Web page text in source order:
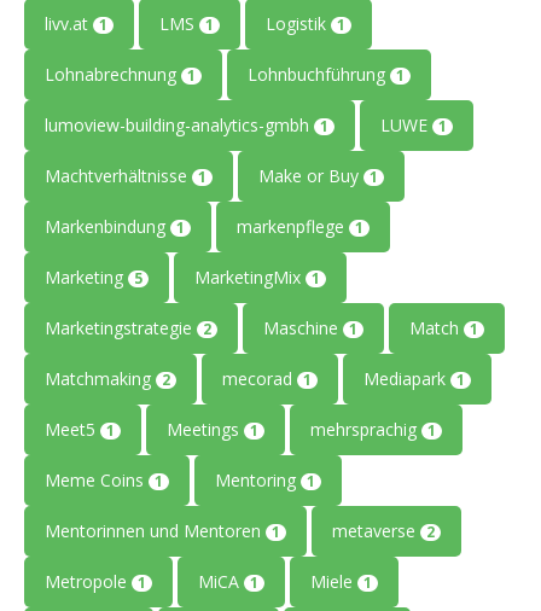
livv.at 1 LMS 1 Logistik 1
Lohnabrechnung 1 Lohnbuchführung 1
lumoview-building-analytics-gmbh 1 LUWE 1
Machtverhältnisse 1 Make or Buy 1
Markenbindung 1 markenpflege 1
Marketing 5 MarketingMix 1
Marketingstrategie 2 Maschine 1 Match 1
Matchmaking 2 mecorad 1 Mediapark 1
Meet5 1 Meetings 1 mehrsprachig 1
Meme Coins 1 Mentoring 1
Mentorinnen und Mentoren 1 metaverse 2
Metropole 1 MiCA 1 Miele 1